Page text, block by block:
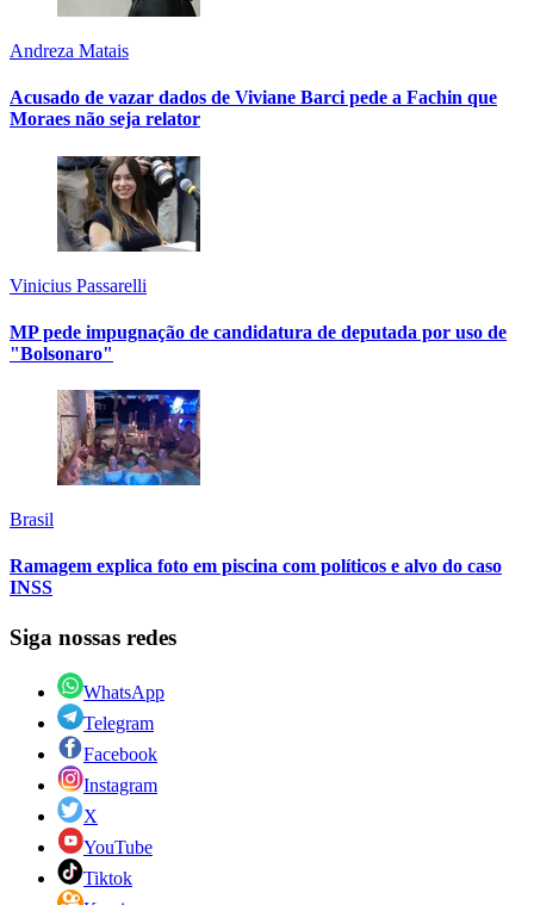
Andreza Matais
Acusado de vazar dados de Viviane Barci pede a Fachin que
Moraes não seja relator
Vinicius Passarelli
MP pede impugnação de candidatura de deputada por uso de
"Bolsonaro"
Brasil
Ramagem explica foto em piscina com políticos e alvo do caso
INSS
Siga nossas redes
WhatsApp
Telegram
Facebook
Instagram
X
YouTube
Tiktok